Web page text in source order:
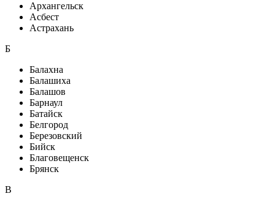
Архангельск
Асбест
Астрахань
Б
Балахна
Балашиха
Балашов
Барнаул
Батайск
Белгород
Березовский
Бийск
Благовещенск
Брянск
В